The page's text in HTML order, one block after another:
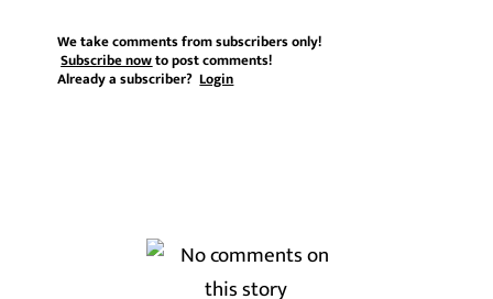
We take comments from subscribers only!
Subscribe nowto post comments!
Already a subscriber?Login